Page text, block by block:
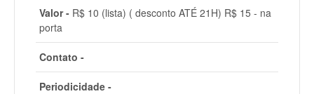
Valor - R$ 10 (lista) ( desconto ATÉ 21H) R$ 15 - na
porta
Contato -
Periodicidade -